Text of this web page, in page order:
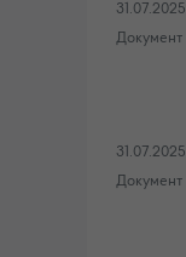
31.07.2025
Документ
31.07.2025
Документ